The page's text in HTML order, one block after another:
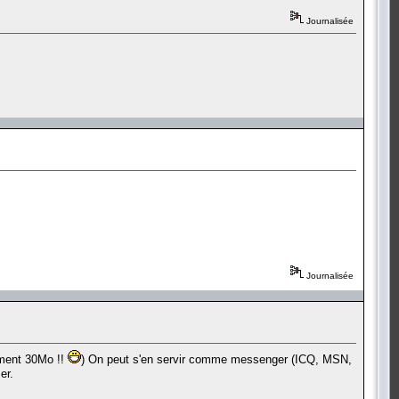
Journalisée
Journalisée
30Mo !!
) On peut s'en servir comme messenger (ICQ, MSN,